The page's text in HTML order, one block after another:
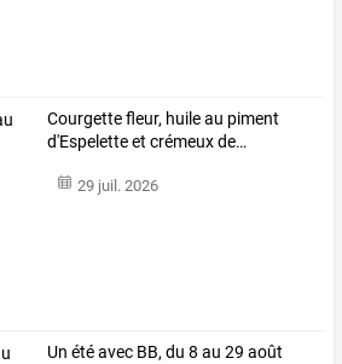
Courgettefleur, huileau piment
d'Espeletteet crémeuxde…
29 juil. 2026
Un été avec BB, du 8 au 29 août